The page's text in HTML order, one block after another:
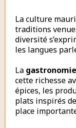
La culture
traditions
diversité
les langues
La
cette richesse
épices, les
plats inspirés
place